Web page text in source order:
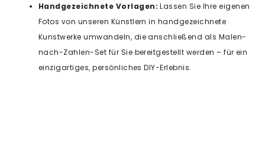
Handgezeichnete Vorlagen: Lassen Sie Ihre eigenen
Fotos von unseren Künstlern in handgezeichnete
Kunstwerke umwandeln, die anschließend als Malen-
nach-Zahlen-Set für Sie bereitgestellt werden – für ein
einzigartiges, persönliches DIY-Erlebnis.